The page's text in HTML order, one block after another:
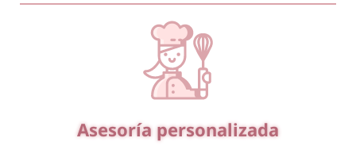
Asesoría personalizada